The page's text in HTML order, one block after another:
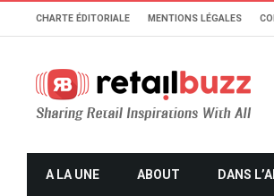
CHARTE ÉDITORIALE MENTIONS LÉGALES
A LA UNE ABOUT DANS